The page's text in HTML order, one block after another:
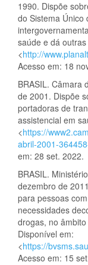
1990. Dispõe
do Sistema Único
saúde e dá
<http://
Acesso em: 18
BRASIL. Câmara
de 2001. Dispõe
portadoras de
assistencial em
<https://
abril-2001-
em: 28 set. 2022.
BRASIL.
dezembro de
para pessoas
necessidades
drogas, no
Disponível em:
<https://
Acesso em: 15